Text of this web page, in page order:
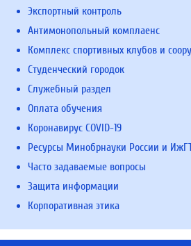
Экспортный контроль
Антимонопольный комплаенс
Комплекс спортивных клубов и
Студенческий городок
Служебный раздел
Оплата обучения
Коронавирус COVID-19
Ресурсы Минобрнауки России и
Часто задаваемые вопросы
Защита информации
Корпоративная этика